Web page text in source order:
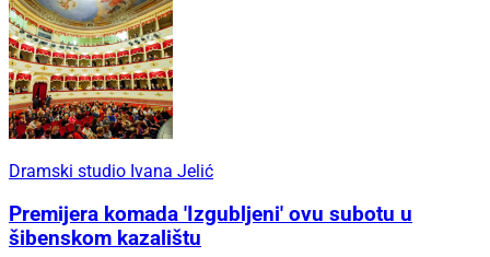
Dramski studio Ivana Jelić
Premijera komada 'Izgubljeni' ovu subotu u
šibenskom kazalištu